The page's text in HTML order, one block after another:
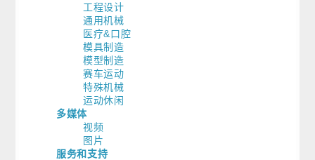
工程设计
通用机械
医疗&口腔
模具制造
模型制造
赛车运动
特殊机械
运动休闲
多媒体
视频
图片
服务和支持